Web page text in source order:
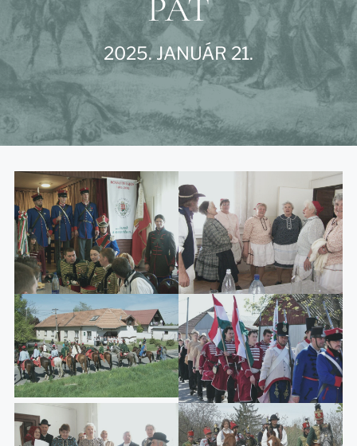
PAT
2025. JANUÁR 21.